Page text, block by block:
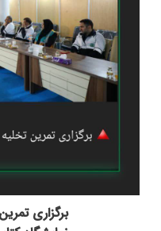
برگزاری